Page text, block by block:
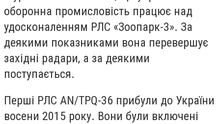
оборонна промисловість працює над
удосконаленням РЛС «Зоопарк-3». За
деякими показниками вона перевершує
західні радари, а за деякими
поступається.
Перші РЛС AN/TPQ-36 прибули до України
восени 2015 року. Вони були включені